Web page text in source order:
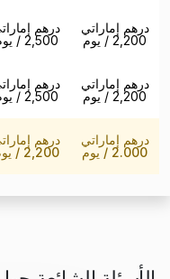
درهم
2,500
/
درهم إماراتي
2,200 / يوم
درهم
2,500
/
درهم إماراتي
2,200 / يوم
درهم
2,200
/
درهم إماراتي
2.000 / يوم